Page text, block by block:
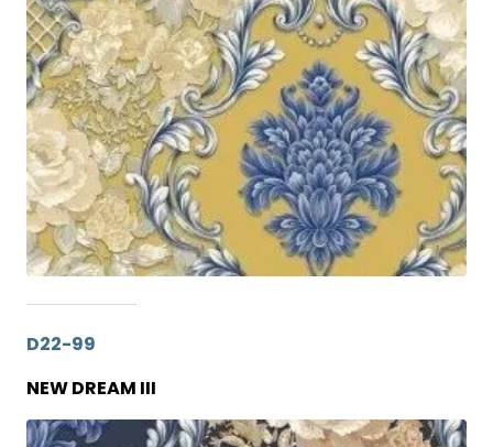
D22-99
NEW DREAM III